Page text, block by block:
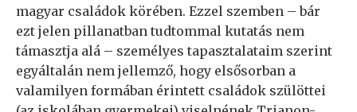
magyar családok körében. Ezzel szemben – bár
ezt jelen pillanatban tudtommal kutatás nem
támasztja alá – személyes tapasztalataim szerint
egyáltalán nem jellemző, hogy elsősorban a
valamilyen formában érintett családok szülöttei